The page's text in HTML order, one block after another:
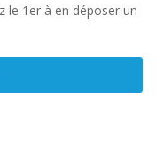
le 1er à en déposer un